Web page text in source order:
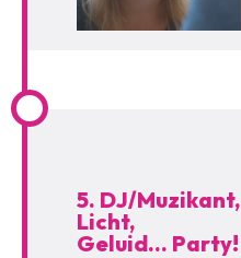
5. DJ/Muzikant,
Licht,
Geluid… Party!